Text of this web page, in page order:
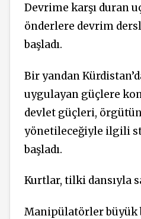
Devrime karşı duran
önderlere devrim
başladı.
Bir yandan
uygulayan güçlere
devlet güçleri,
yönetileceğiyle ilgili
başladı.
Kurtlar, tilki dansıyla
Manipülatörler büyük